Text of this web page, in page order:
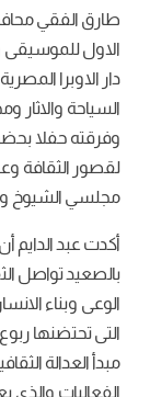
طارق الفقي
الاول للموسيقى
دار الاوبرا
السياحة والاثار
وفرقته حفلا
لقصور الثقافة
مجلسي الشيوخ
أكدت عبد الدايم
بالصعيد تواصل
الوعى وبناء
التى تحتضنها
مبدأ العدالة
الفعاليات